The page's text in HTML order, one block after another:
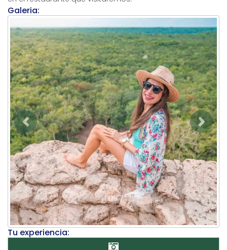
Galeria:
1 de 7
Previous Next
Tu experiencia: